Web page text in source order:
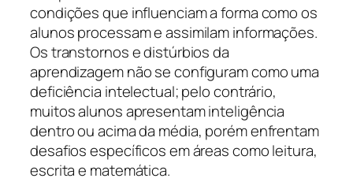
condições que influenciam a forma como os
alunos processam e assimilam informações.
Os transtornos e distúrbios da
aprendizagem não se configuram como uma
deficiência intelectual; pelo contrário,
muitos alunos apresentam inteligência
dentro ou acima da média, porém enfrentam
desafios específicos em áreas como leitura,
escrita e matemática.